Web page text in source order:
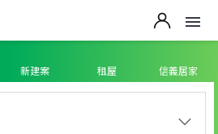
新建案 租屋 信義居家